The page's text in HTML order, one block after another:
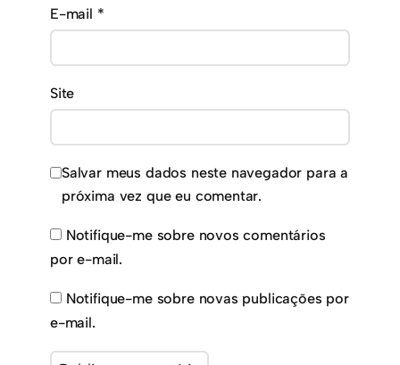
E-mail *
Site
Salvar meus dados neste navegador para a
próxima vez que eu comentar.
Notifique-me sobre novos comentários
por e-mail.
Notifique-me sobre novas publicações por
e-mail.